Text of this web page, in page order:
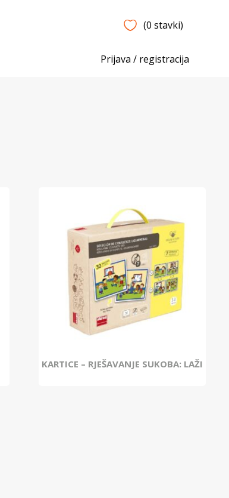
(0 stavki)
Prijava / registracija
KARTICE – RJEŠAVANJE SUKOBA: LAŽI